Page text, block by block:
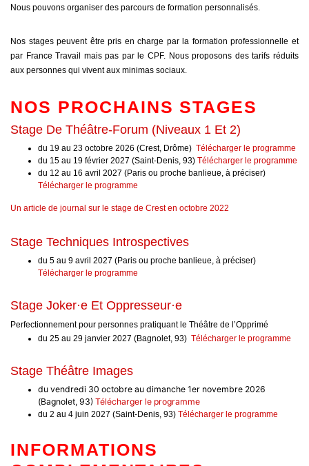
Nous pouvons organiser des parcours de formation personnalisés.
Nos stages peuvent être pris en charge par la formation professionnelle et
par France Travail mais pas par le CPF. Nous proposons des tarifs réduits
aux personnes qui vivent aux minimas sociaux.
NOS PROCHAINS STAGES
Stage De Théâtre-Forum (niveaux 1 Et 2)
du 19 au 23 octobre 2026 (Crest, Drôme) Télécharger le programme
du 15 au 19 février 2027 (Saint-Denis, 93) Télécharger le programme
du 12 au 16 avril 2027 (Paris ou proche banlieue, à préciser)
Télécharger le programme
Un article de journal sur le stage de Crest en octobre 2022
Stage Techniques Introspectives
du 5 au 9 avril 2027 (Paris ou proche banlieue, à préciser)
Télécharger le programme
Stage Joker·e Et Oppresseur·e
Perfectionnement pour personnes pratiquant le Théâtre de l’Opprimé
du 25 au 29 janvier 2027 (Bagnolet, 93) Télécharger le programme
Stage Théâtre Images
du vendredi 30 octobre au dimanche 1er novembre 2026
(Bagnolet, 93) Télécharger le programme
du 2 au 4 juin 2027 (Saint-Denis, 93) Télécharger le programme
INFORMATIONS